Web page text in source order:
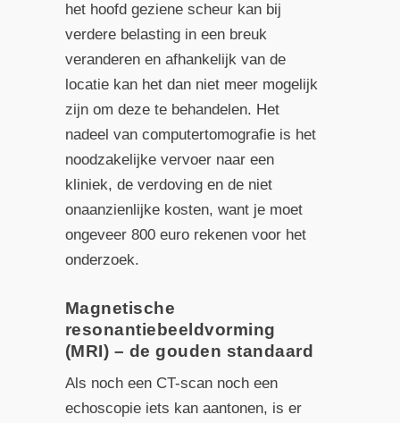
het hoofd geziene scheur kan bij
verdere belasting in een breuk
veranderen en afhankelijk van de
locatie kan het dan niet meer mogelijk
zijn om deze te behandelen. Het
nadeel van computertomografie is het
noodzakelijke vervoer naar een
kliniek, de verdoving en de niet
onaanzienlijke kosten, want je moet
ongeveer 800 euro rekenen voor het
onderzoek.
Magnetische
resonantiebeeldvorming
(MRI) – de gouden standaard
Als noch een CT-scan noch een
echoscopie iets kan aantonen, is er